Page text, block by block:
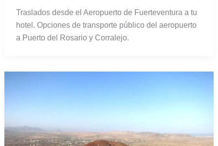
Traslados desde el Aeropuerto de Fuerteventura a tu
hotel. Opciones de transporte público del aeropuerto
a Puerto del Rosario y Corralejo.